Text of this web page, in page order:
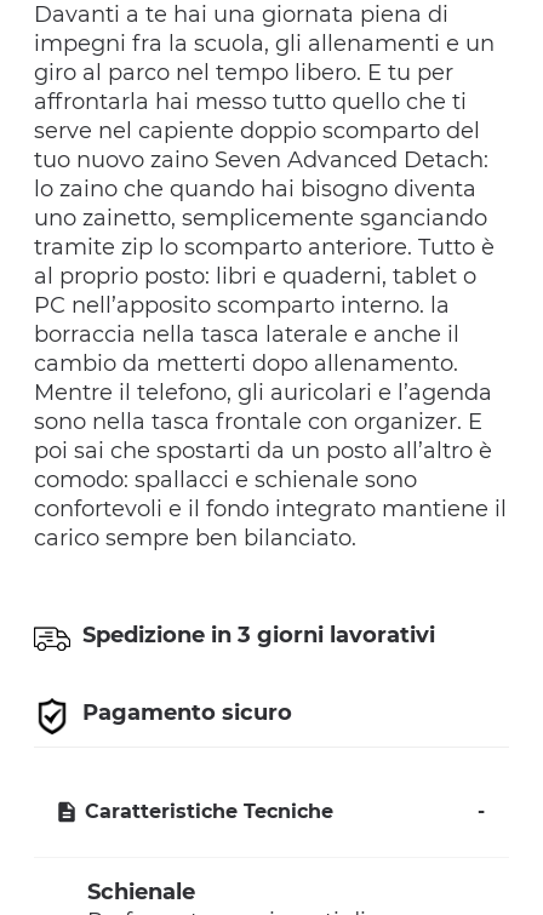
Davanti a te hai una giornata piena di
impegni fra la scuola, gli allenamenti e un
giro al parco nel tempo libero. E tu per
affrontarla hai messo tutto quello che ti
serve nel capiente doppio scomparto del
tuo nuovo zaino Seven Advanced Detach:
lo zaino che quando hai bisogno diventa
uno zainetto, semplicemente sganciando
tramite zip lo scomparto anteriore. Tutto è
al proprio posto: libri e quaderni, tablet o
PC nell’apposito scomparto interno. la
borraccia nella tasca laterale e anche il
cambio da metterti dopo allenamento.
Mentre il telefono, gli auricolari e l’agenda
sono nella tasca frontale con organizer. E
poi sai che spostarti da un posto all’altro è
comodo: spallacci e schienale sono
confortevoli e il fondo integrato mantiene il
carico sempre ben bilanciato.
Spedizione in 3 giorni lavorativi
Pagamento sicuro
Caratteristiche Tecniche
Schienale